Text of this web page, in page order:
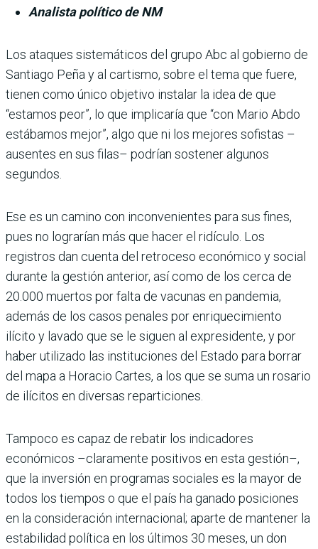
Analista político de NM
Los ataques sistemáticos del grupo Abc al gobierno de
Santiago Peña y al cartismo, sobre el tema que fuere,
tienen como único objetivo instalar la idea de que
“estamos peor”, lo que implicaría que “con Mario Abdo
estábamos mejor”, algo que ni los mejores sofistas –
ausentes en sus filas– podrían sostener algunos
segundos.
Ese es un camino con inconvenientes para sus fines,
pues no lograrían más que hacer el ridículo. Los
registros dan cuenta del retroceso económico y social
durante la gestión anterior, así como de los cerca de
20.000 muertos por falta de vacunas en pandemia,
además de los casos penales por enriquecimiento
ilícito y lavado que se le siguen al expresidente, y por
haber utilizado las instituciones del Estado para borrar
del mapa a Horacio Cartes, a los que se suma un rosario
de ilícitos en diversas reparticiones.
Tampoco es capaz de rebatir los indicadores
económicos –claramente positivos en esta gestión–,
que la inversión en programas sociales es la mayor de
todos los tiempos o que el país ha ganado posiciones
en la consideración internacional; aparte de mantener la
estabilidad política en los últimos 30 meses, un don